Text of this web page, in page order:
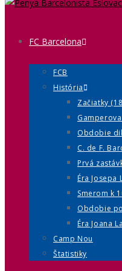
FC Barcelona
FCB
História
Začiatky
Obdobie
C. de F.
Prvá
Éra Josepa
Smerom k
Obdobie
Éra Joana
Camp Nou
Štatistiky